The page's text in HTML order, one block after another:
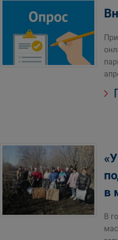
в
В